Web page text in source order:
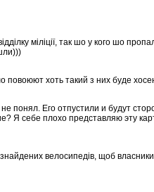
міліції, так шо у кого шо
повоюют хоть такий з них буде
понял. Его отпустили и будут
Я себе плохо представляю эту
велосипедів, щоб